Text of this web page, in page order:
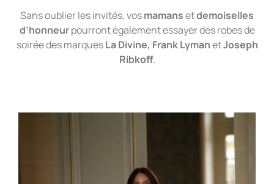
Sans oublier les invités, vosmamansetdemoiselles
d’honneurpourront également essayer des robes de
soiréedes marquesLa Divine, Frank LymanetJoseph
Ribkoff.